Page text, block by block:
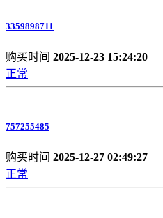
3359898711
购买时间 2025-12-23 15:24:20
正常
757255485
购买时间 2025-12-27 02:49:27
正常